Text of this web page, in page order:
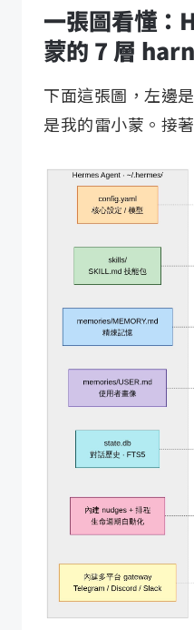
一張圖看懂：
蒙的 7 層
下面這張圖，左邊
是我的雷小蒙。接